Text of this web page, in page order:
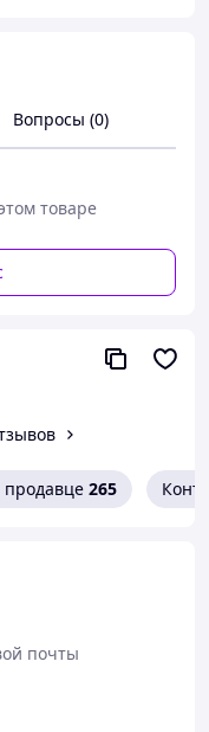
Вопросы (0)
товаре
265
почты